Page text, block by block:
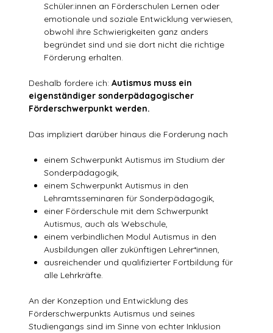
Schüler:innen an Förderschulen Lernen oder
emotionale und soziale Entwicklung verwiesen,
obwohl ihre Schwierigkeiten ganz anders
begründet sind und sie dort nicht die richtige
Förderung erhalten.
Deshalb fordere ich:Autismus muss ein
eigenständiger sonderpädagogischer
Förderschwerpunkt werden.
Das impliziert darüber hinaus die Forderung nach
einem Schwerpunkt Autismus im Studium der
Sonderpädagogik,
einem Schwerpunkt Autismus in den
Lehramtsseminaren für Sonderpädagogik,
einer Förderschule mit dem Schwerpunkt
Autismus, auch als Webschule,
einem verbindlichen Modul Autismus in den
Ausbildungen aller zukünftigen Lehrer*innen,
ausreichender und qualifizierter Fortbildung für
alle Lehrkräfte.
An der Konzeption und Entwicklung des
Förderschwerpunkts Autismus und seines
Studiengangs sind im Sinne von echter Inklusion